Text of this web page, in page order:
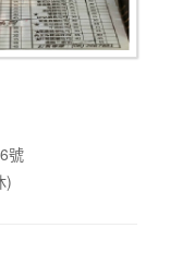
號
)